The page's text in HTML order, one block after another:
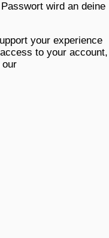
wird an deine
your experience
to your account,
our